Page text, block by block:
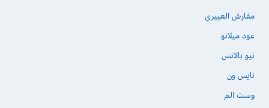
مفارش العييري
عود ميلانو
نيو بالانس
نايس ون
وست الم